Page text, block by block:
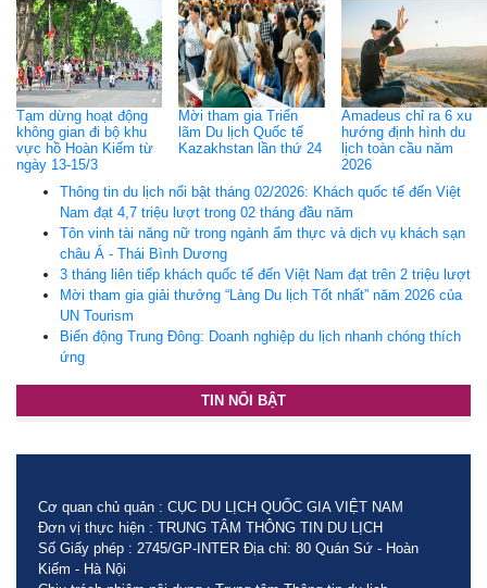
Tạm dừng hoạt động
không gian đi bộ khu
vực hồ Hoàn Kiếm từ
ngày 13-15/3
Mời tham gia Triển
lãm Du lịch Quốc tế
Kazakhstan lần thứ 24
Amadeus chỉ ra 6 xu
hướng định hình du
lịch toàn cầu năm
2026
Thông tin du lịch nổi bật tháng 02/2026: Khách quốc tế đến Việt
Nam đạt 4,7 triệu lượt trong 02 tháng đầu năm
Tôn vinh tài năng nữ trong ngành ẩm thực và dịch vụ khách sạn
châu Á - Thái Bình Dương
3 tháng liên tiếp khách quốc tế đến Việt Nam đạt trên 2 triệu lượt
Mời tham gia giải thưởng “Làng Du lịch Tốt nhất” năm 2026 của
UN Tourism
Biến động Trung Đông: Doanh nghiệp du lịch nhanh chóng thích
ứng
TIN NỔI BẬT
Cơ quan chủ quản : CỤC DU LỊCH QUỐC GIA VIỆT NAM
Đơn vị thực hiện : TRUNG TÂM THÔNG TIN DU LỊCH
Số Giấy phép : 2745/GP-INTER Địa chỉ: 80 Quán Sứ - Hoàn
Kiếm - Hà Nội